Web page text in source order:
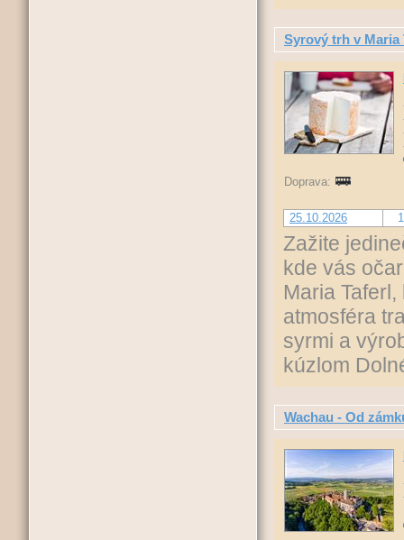
Syrový trh v Maria
Doprava:
25.10.2026
Zažite
kde vás
Maria
atmosféra
syrmi a
kúzlom
Wachau - Od